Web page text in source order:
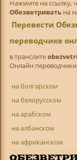
Нажмите на ссылку,
Обезветриватьна
Перевести
переводчике
в транслитe
Онлайн
на болгарском
на белорусском
на арабском
на албанском
на африканском